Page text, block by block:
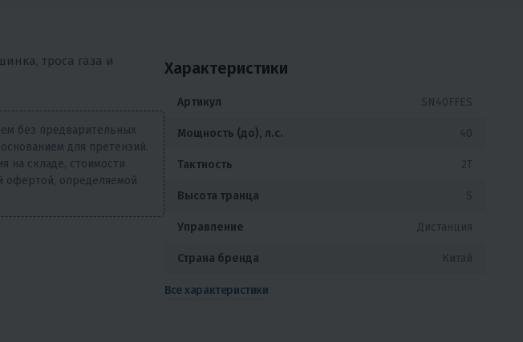
троса газа и
без предварительных
для претензий.
на складе, стоимости
офертой, определяемой
Характеристики
Артикул SN40FFES
Мощность (до), л.с. 40
Тактность 2T
Высота транца S
Управление Дистанция
Страна бренда Китай
Все характеристики